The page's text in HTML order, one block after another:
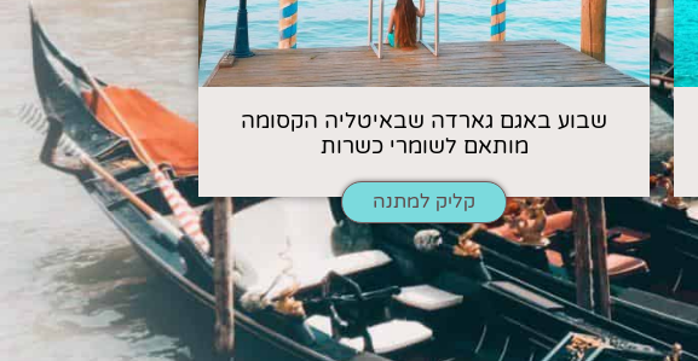
שבוע באגם גארדה שבאיטליה הקסומה
מותאם לשומרי כשרות
קליק למתנה